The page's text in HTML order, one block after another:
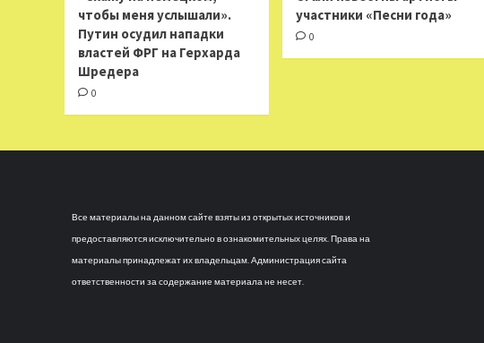
чтобы меня услышали».
Путин осудил нападки
властей ФРГ на Герхарда
Шредера
0
участники «Песни года»
0
Все материалы на данном сайте взяты из открытых источников и
предоставляются исключительно в ознакомительных целях. Права на
материалы принадлежат их владельцам. Администрация сайта
ответственности за содержание материала не несет.